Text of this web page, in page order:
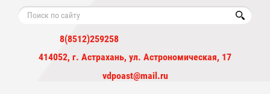
8(8512)259258
414052, г. Астрахань, ул. Астрономическая, 17
vdpoast@mail.ru